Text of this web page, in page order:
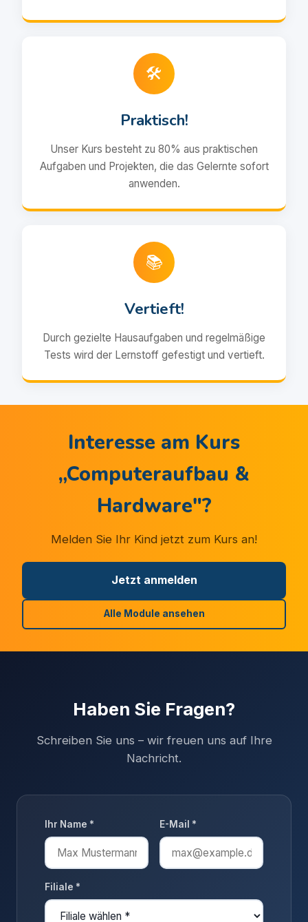
🛠️
Praktisch!
Unser Kurs besteht zu 80% aus praktischen
Aufgaben und Projekten, die das Gelernte sofort
anwenden.
📚
Vertieft!
Durch gezielte Hausaufgaben und regelmäßige
Tests wird der Lernstoff gefestigt und vertieft.
Interesse am Kurs
„Computeraufbau &
Hardware"?
Melden Sie Ihr Kind jetzt zum Kurs an!
Jetzt anmelden
Alle Module ansehen
Haben Sie Fragen?
Schreiben Sie uns – wir freuen uns auf Ihre
Nachricht.
Ihr Name * E-Mail *
Filiale *